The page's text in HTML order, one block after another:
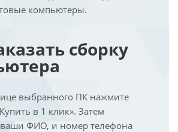
компьютеры.
сборку
выбранного ПК нажмите
в 1 клик». Затем
ФИО, и номер телефона